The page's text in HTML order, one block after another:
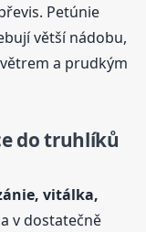
Petúnie
větší nádobu,
a prudkým
do truhlíků
vitálka,
v dostatečně